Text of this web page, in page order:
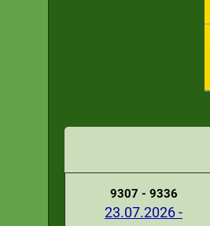
9307 - 9336
23.07.2026 -